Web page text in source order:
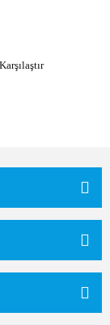
Karşılaştır